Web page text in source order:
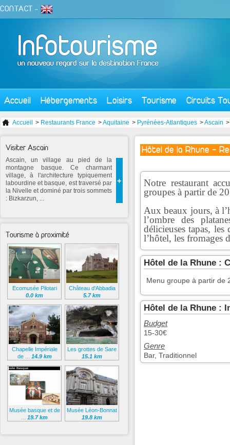
CONTACT -
Accueil Hébergements Loisirs Tourisme Circuits
Accueil > Restaurants France >Aquitaine > Pyrénées-Atlantiques >Ascain
Hôtel de la Rhune -
Notre restaurant
groupes à partir de
Aux beaux jours, à
l’ombre des
délicieuses tapas,
l’hôtel, les fromages
Hôtel de la Rhune :
Menu groupe à partir de
Hôtel de la Rhune :
Budget
15-30€
Genre
Bar, Traditionnel
Visiter Ascain
+
Ascain, un village au pied de la
montagne basque. Ce charmant
village, à l'architecture typiquement
labourdine et basque, est traversé par
la Nivelle et dominé par trois sommets
: Bizkarzun, ...
Tourisme à proximité
Ecomusée Pilotari
0.0 km
Château d'Abbadia
5.7 km
Chapelle Impériale
de ... 14.9 km
Les grottes de Sare
15.1 km
Musée basque et de
19.7 km
Musée Léon-Bonnat
19.8 km